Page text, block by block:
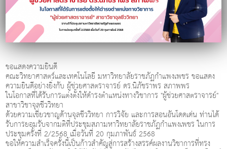
ขอแสดงความยินดี
คณะวิทยาศาสตร์และเทคโนโลยี มหาวิทยาลัยราชภัฏกำแพงเพชร ขอแสดง
ความยินดีอย่างยิ่งกับ ผู้ช่วยศาสตราจารย์ ดร.นิภัชราพร สภาพพร
ในโอกาสที่ได้รับการแต่งตั้งให้ดำรงตำแหน่งทางวิชาการ "ผู้ช่วยศาสตราจารย์"
สาขาวิชาจุลชีววิทยา
ด้วยความเชี่ยวชาญด้านจุลชีววิทยา การวิจัย และการสอนอันโดดเด่น ท่านได้
รับการยอมรับจากมติที่ประชุมสภามหาวิทยาลัยราชภัฏกำแพงเพชร ในการ
ประชุมครั้งที่ 2/2568 เมื่อวันที่ 20 กุมภาพันธ์ 2568
ขอให้ความสำเร็จครั้งนี้เป็นก้าวสำคัญสู่การสร้างสรรค์ผลงานวิชาการที่ทรง